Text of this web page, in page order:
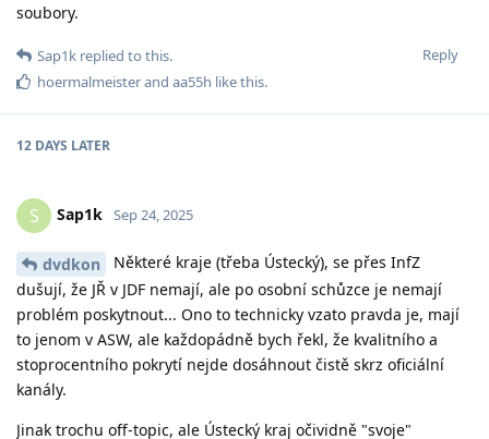
soubory.
Reply
Sap1k replied to this.
hoermalmeisterand aa55h like this.
12 DAYS LATER
S Sap1k Sep 24, 2025
dvdkon
Některé kraje (třeba Ústecký), se přes InfZ
dušují, že JŘ v JDF nemají, ale po osobní schůzce je nemají
problém poskytnout... Ono to technicky vzato pravda je, mají
to jenom v ASW, ale každopádně bych řekl, že kvalitního a
stoprocentního pokrytí nejde dosáhnout čistě skrz oficiální
kanály.
Jinak trochu off-topic, ale Ústecký kraj očividně "svoje"